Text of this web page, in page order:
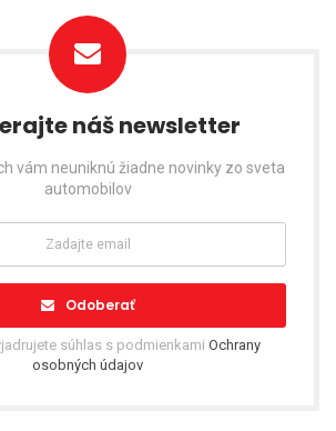
náš newsletter
vám neuniknú žiadne novinky zo sveta
automobilov
Odoberať
súhlas s podmienkami Ochrany
osobných údajov